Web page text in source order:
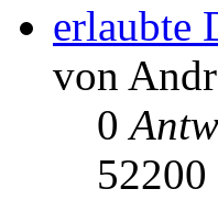
erlaubte
von
0
52200